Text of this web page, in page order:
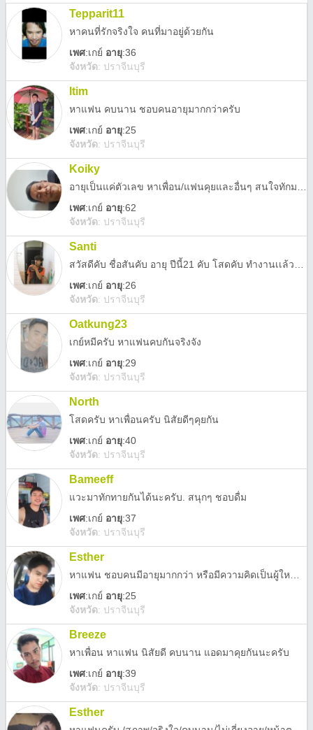
Tepparit11
หาคนที่รักจริงใจ คนที่มาอยู่ด้วยกัน
เพศ:เกย์ อายุ:36
จังหวัด: ปราจีนบุรี
Itim
หาแฟน คบนาน ชอบคนอายุมากกว่าครับ
เพศ:เกย์ อายุ:25
จังหวัด: ปราจีนบุรี
Koiky
เพศ:เกย์ อายุ:62
จังหวัด: ปราจีนบุรี
Santi
เพศ:เกย์ อายุ:26
จังหวัด: ปราจีนบุรี
Oatkung23
เกย์หมีครับ หาแฟนคบกันจริงจัง
เพศ:เกย์ อายุ:29
จังหวัด: ปราจีนบุรี
North
โสดครับ หาเพื่อนครับ นิสัยดีๆคุยกัน
เพศ:เกย์ อายุ:40
จังหวัด: ปราจีนบุรี
Bameeff
แวะมาทักทายกันได้นะครับ. สนุกๆ ชอบดื่ม
เพศ:เกย์ อายุ:37
จังหวัด: ปราจีนบุรี
Esther
เพศ:เกย์ อายุ:25
จังหวัด: ปราจีนบุรี
Breeze
หาเพื่อน หาแฟน นิสัยดี คบนาน แอดมาคุยกันนะครับ
เพศ:เกย์ อายุ:39
จังหวัด: ปราจีนบุรี
Esther